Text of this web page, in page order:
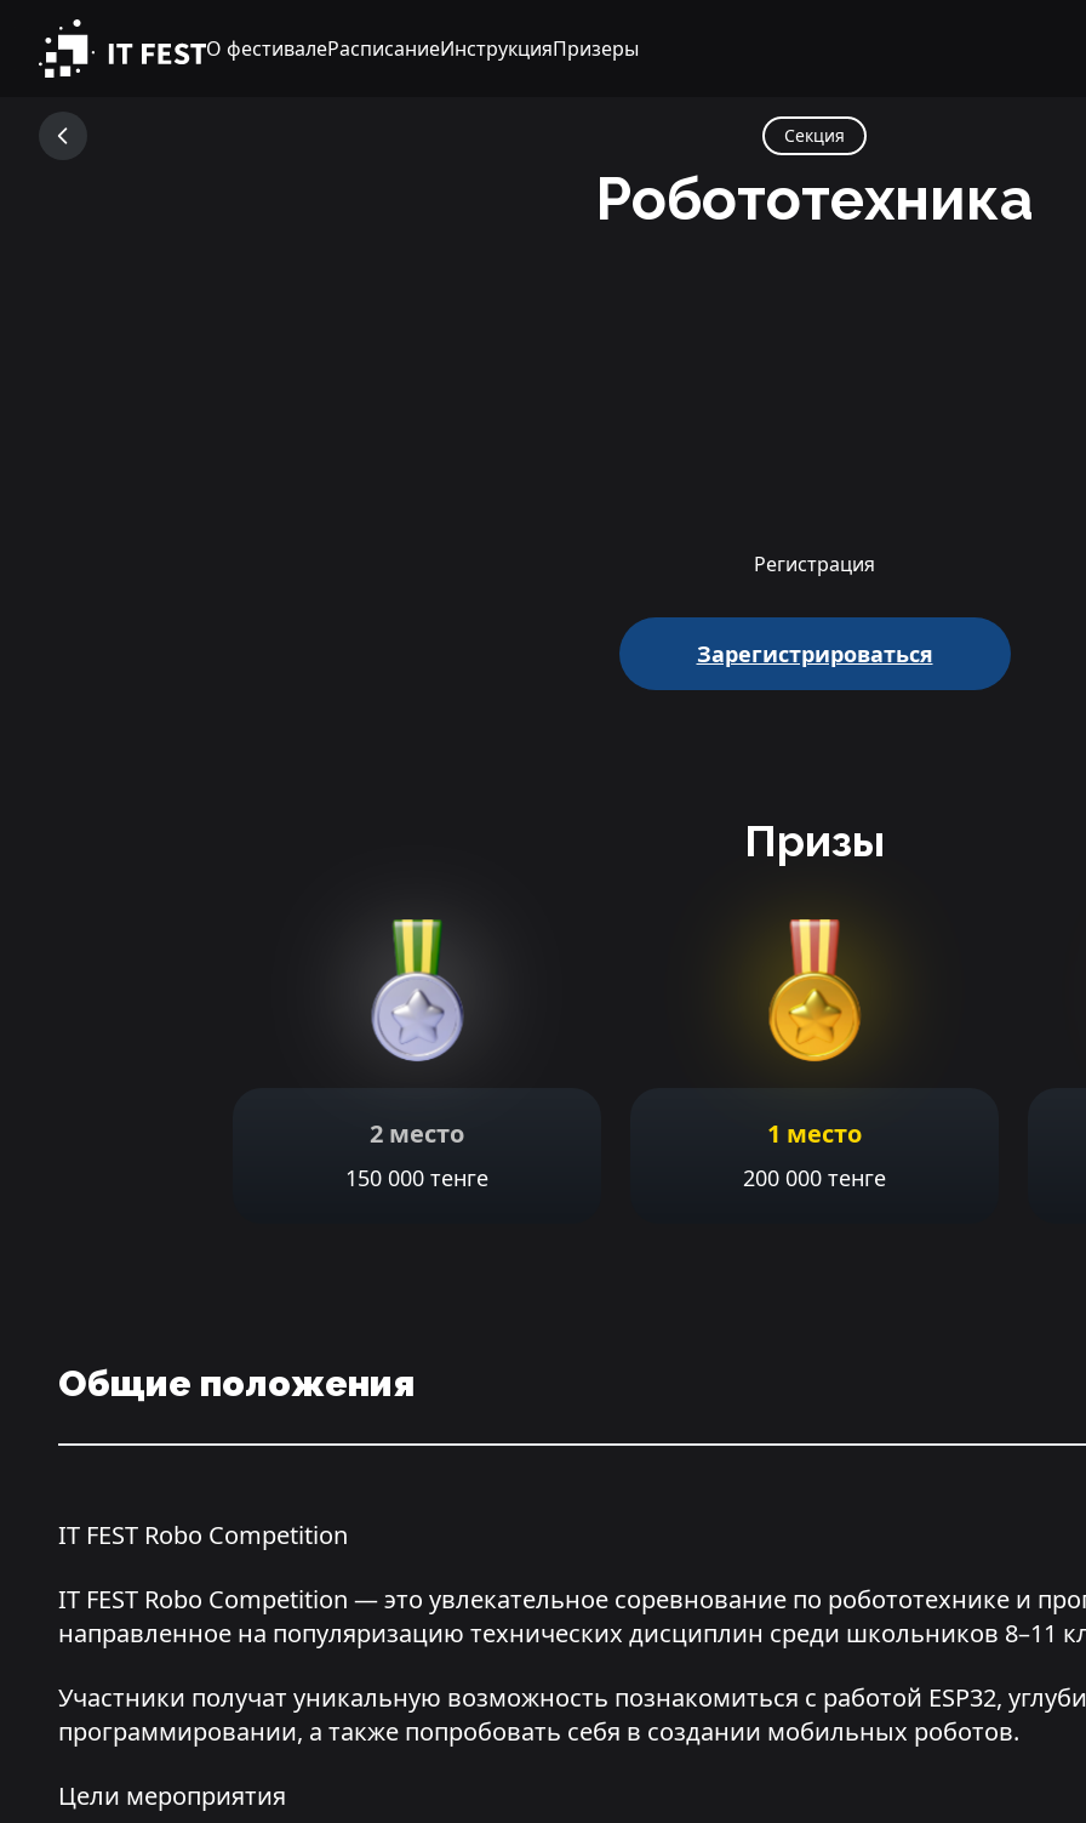
О фестивалеРасписаниеИнструкцияПризеры
Секция
Робототехника
Регистрация
Зарегистрироваться
Призы
2 место
150 000 тенге
1 место
200 000 тенге
Общие положения
IT FEST Robo Competition
IT FEST Robo Competition — это увлекательное соревнование по робототехнике и
направленное на популяризацию технических дисциплин среди школьников 8–11
Участники получат уникальную возможность познакомиться с работой ESP32,
программировании, а также попробовать себя в создании мобильных роботов.
Цели мероприятия